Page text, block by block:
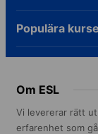
Populära
Om ESL
Vi levererar rätt
erfarenhet som